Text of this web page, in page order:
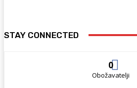
STAY CONNECTED
0
Obožavatelji